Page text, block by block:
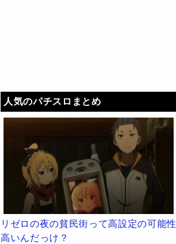
人気のパチスロまとめ
リゼロの夜の貧民街って高設定の可能性
高いんだっけ？